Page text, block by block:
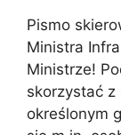
Pismo
Ministra
Ministrze!
skorzystać z
określonym